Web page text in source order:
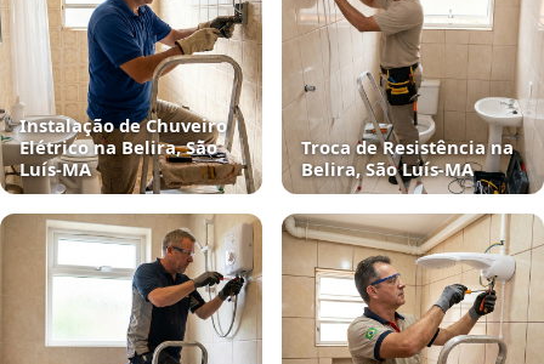
Instalação de Chuveiro
Elétrico na Belira, São
Luís‑MA
Troca de Resistência na
Belira, São Luís‑MA